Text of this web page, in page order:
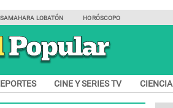
SAMAHARA LOBATÓN HORÓSCOPO
CINE Y SERIES TV CIENCIA